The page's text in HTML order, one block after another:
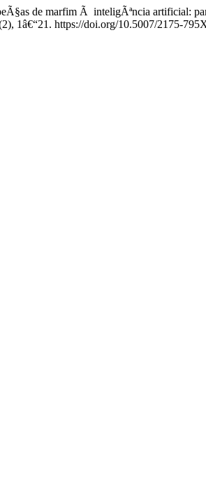
de marfim Ã inteligÃªncia artificial:
1â€“21. https://doi.org/10.5007/2175-